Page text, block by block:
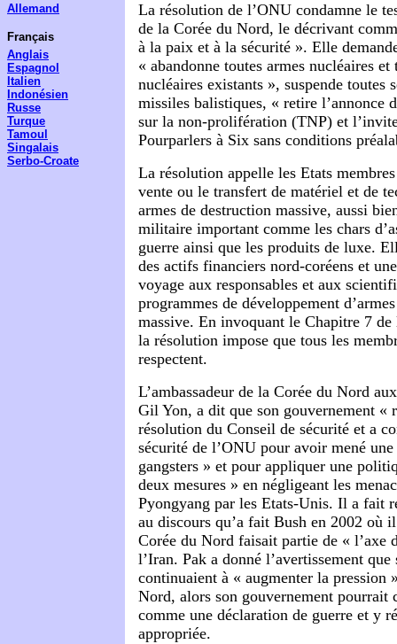
Allemand
Français
Anglais
Espagnol
Italien
Indonésien
Russe
Turque
Tamoul
Singalais
Serbo-Croate
La résolution de l’ONU condamne le
de la Corée du Nord, le décrivant
à la paix et à la sécurité ». Elle
« abandonne toutes armes nucléaires et
nucléaires existants », suspende toutes
missiles balistiques, « retire l’annonce
sur la non-prolifération (TNP) et
Pourparlers à Six sans conditions
La résolution appelle les Etats
vente ou le transfert de matériel et de
armes de destruction massive, aussi
militaire important comme les chars
guerre ainsi que les produits de luxe.
des actifs financiers nord-coréens et
voyage aux responsables et aux
programmes de développement
massive. En invoquant le Chapitre 7
la résolution impose que tous les
respectent.
L’ambassadeur de la Corée du Nord
Gil Yon, a dit que son gouvernement «
résolution du Conseil de sécurité et a
sécurité de l’ONU pour avoir mené
gangsters » et pour appliquer une
deux mesures » en négligeant les
Pyongyang par les Etats-Unis. Il a fait
au discours qu’a fait Bush en 2002 où
Corée du Nord faisait partie de « l’axe
l’Iran. Pak a donné l’avertissement
continuaient à « augmenter la pression
Nord, alors son gouvernement pourrait
comme une déclaration de guerre et y
appropriée.